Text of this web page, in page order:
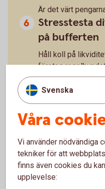
Är det värt
Stresstesta
på bufferten
Håll koll på
företag
oväntade
största kund
ekonomiska
Därför ser vi
– Lågkonjunkturen med
Svenska
Våra
Vi använder nödvändiga
tekniker för att
finns även cookies du
upplevelse: